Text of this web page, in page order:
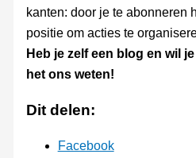
kanten: door je te abonneren
positie om acties te
Heb je zelf een blog en wil
het ons weten!
Dit delen:
Facebook